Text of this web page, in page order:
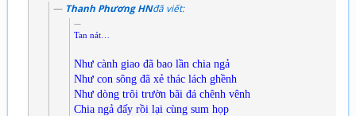
Thanh Phương HNđã viết:
Tan nát…
Như cành giao đã bao lần chia ngả
Như con sông đã xẻ thác lách ghềnh
Như dòng trôi trườn bãi đá chênh vênh
Chia ngả đấy rồi lại cùng sum họp